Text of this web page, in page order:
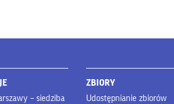
– siedziba
ZBIORY
Udostępnianie zbiorów